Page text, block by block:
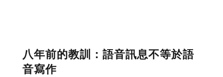
八年前的教訓：語音訊息不等於語
音寫作